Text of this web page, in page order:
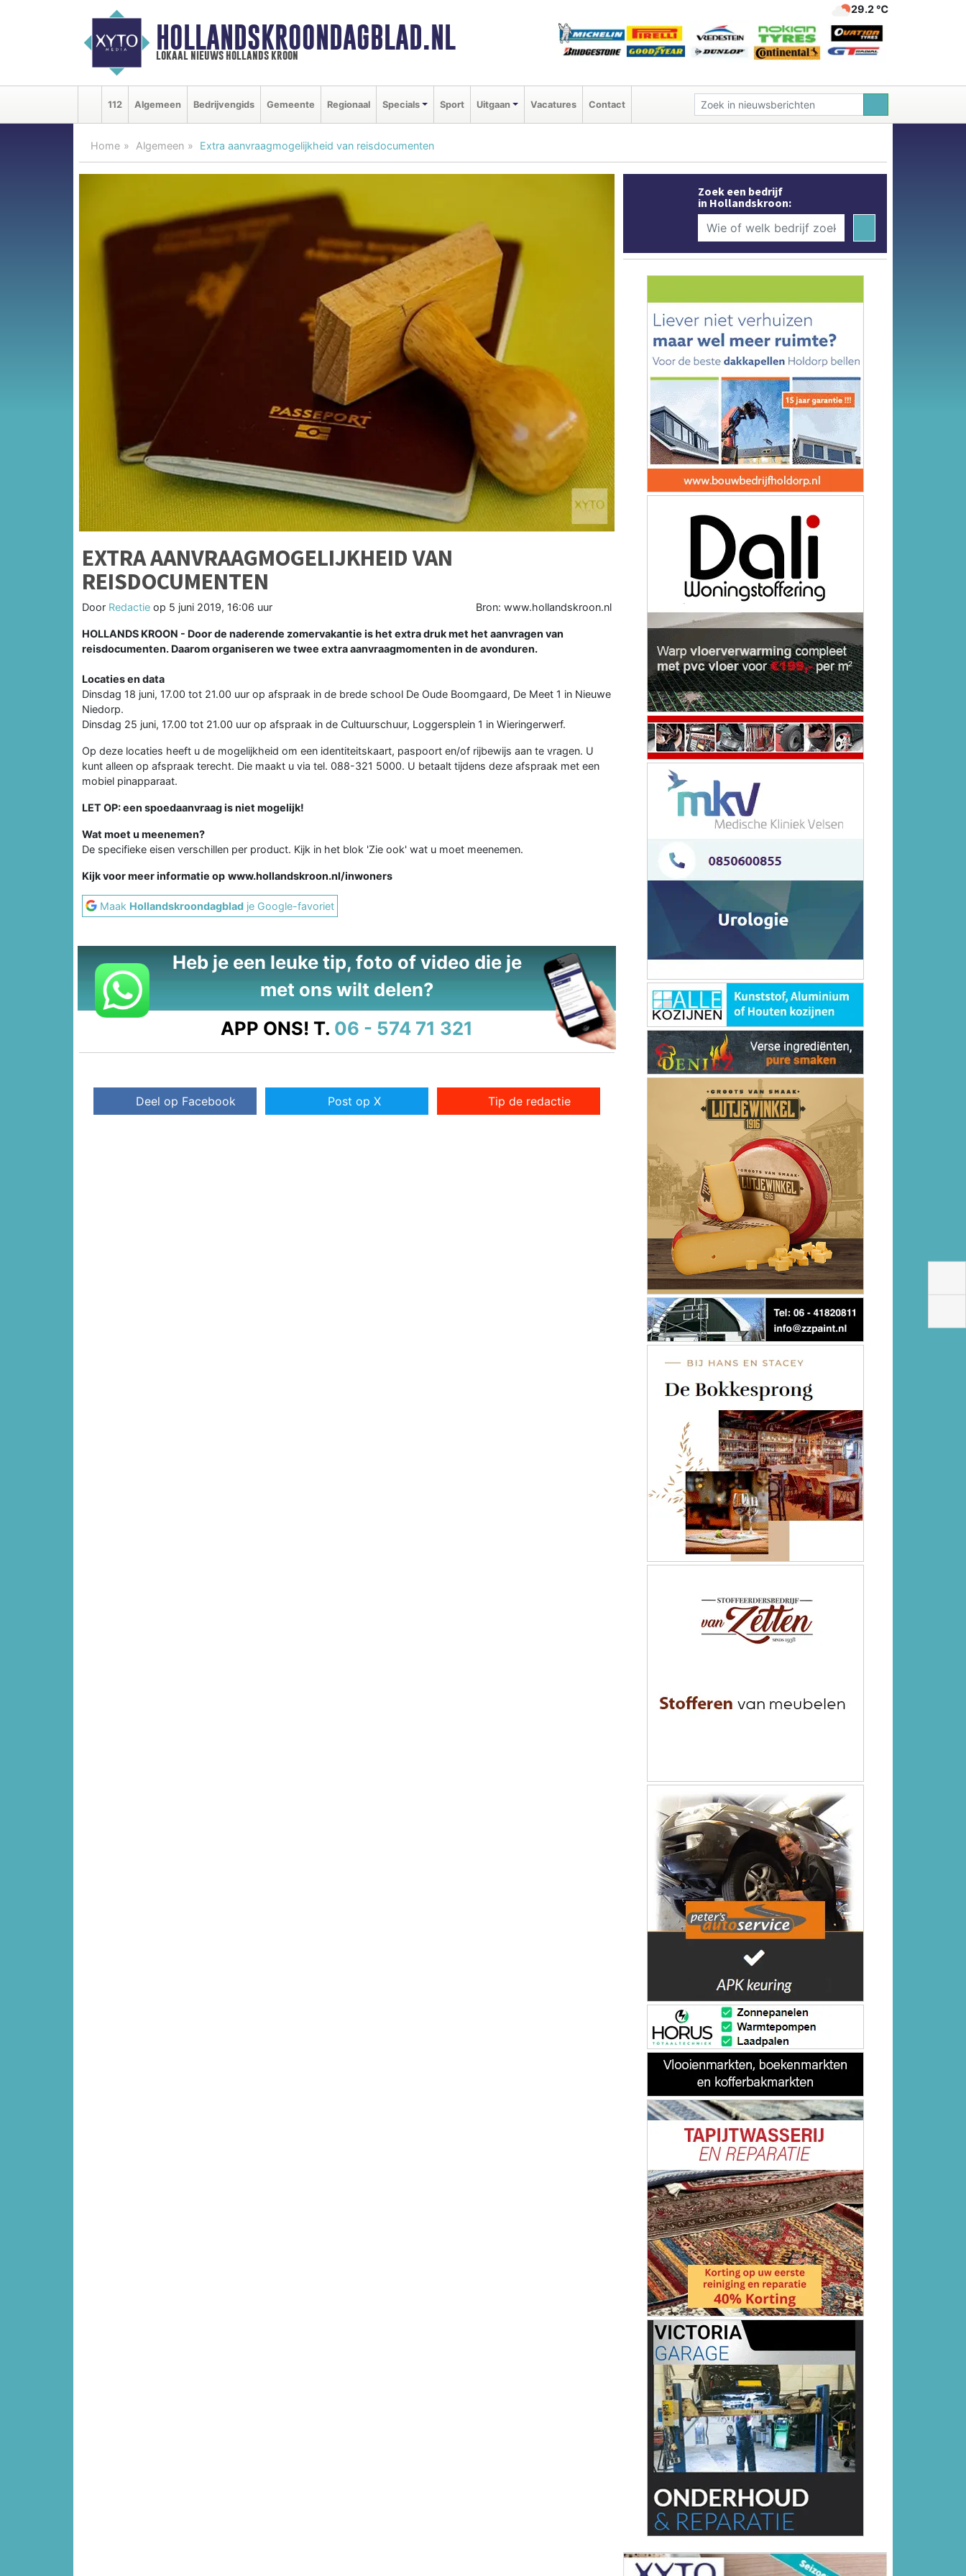
HOLLANDSKROONDAGBLAD.NL
lokaal nieuws hollands kroon
29.2 ℃
112 Algemeen Bedrijvengids Gemeente Regionaal Specials Sport Uitgaan Vacatures Contact
Home Algemeen Extra aanvraagmogelijkheid van reisdocumenten
EXTRA AANVRAAGMOGELIJKHEID VAN
REISDOCUMENTEN
Door Redactie op 5 juni 2019, 16:06 uur Bron: www.hollandskroon.nl
HOLLANDS KROON - Door de naderende zomervakantie is het extra druk met het aanvragen van
reisdocumenten. Daarom organiseren we twee extra aanvraagmomenten in de avonduren.
Locaties en data
Dinsdag 18 juni, 17.00 tot 21.00 uur op afspraak in de brede school De Oude Boomgaard, De Meet 1 in Nieuwe
Niedorp.
Dinsdag 25 juni, 17.00 tot 21.00 uur op afspraak in de Cultuurschuur, Loggersplein 1 in Wieringerwerf.
Op deze locaties heeft u de mogelijkheid om een identiteitskaart, paspoort en/of rijbewijs aan te vragen. U
kunt alleen op afspraak terecht. Die maakt u via tel. 088-321 5000. U betaalt tijdens deze afspraak met een
mobiel pinapparaat.
LET OP: een spoedaanvraag is niet mogelijk!
Wat moet u meenemen?
De specifieke eisen verschillen per product. Kijk in het blok 'Zie ook' wat u moet meenemen.
Kijk voor meer informatie op www.hollandskroon.nl/inwoners
Maak Hollandskroondagblad je Google-favoriet
Heb je een leuke tip, foto of video die je
met ons wilt delen?
APP ONS! T. 06 - 574 71 321
Deel op Facebook Post op X Tip de redactie
Zoek een bedrijf
in Hollandskroon: